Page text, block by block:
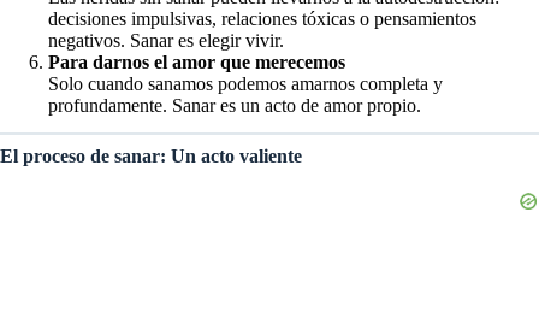
decisiones impulsivas, relaciones tóxicas o pensamientos
negativos. Sanar es elegir vivir.
Para darnos el amor que merecemos
Solo cuando sanamos podemos amarnos completa y
profundamente. Sanar es un acto de amor propio.
El proceso de sanar: Un acto valiente